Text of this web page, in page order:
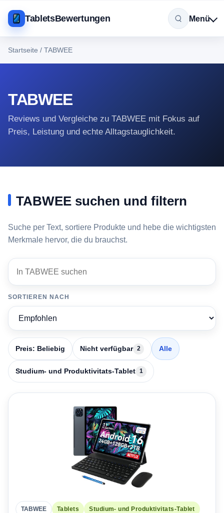
TabletsBewertungen Menü
Startseite / TABWEE
TABWEE
Reviews und Vergleiche zu TABWEE mit Fokus auf
Preis, Leistung und echte Alltagstauglichkeit.
TABWEE suchen und filtern
Suche per Text, sortiere Produkte und hebe die wichtigsten
Merkmale hervor, die du brauchst.
In TABWEE suchen
SORTIEREN NACH
Preis: Beliebig Nicht verfügbar 2 Alle
Studium- und Produktivitats-Tablet 1
1 Produkte
TABWEE Tablets Studium- und Produktivitats-Tablet